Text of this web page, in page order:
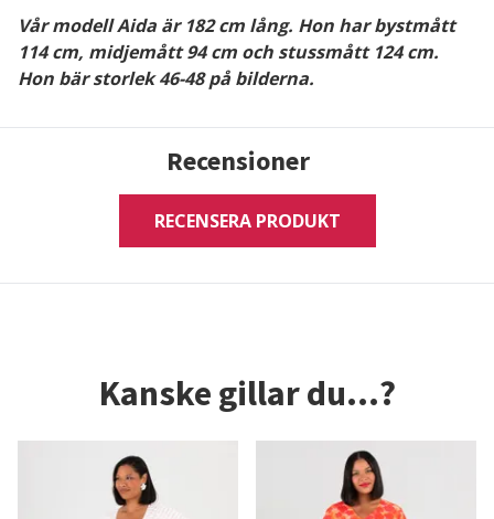
Vår modell Aida är 182 cm lång. Hon har bystmått
114 cm, midjemått 94 cm och stussmått 124 cm.
Hon bär storlek 46-48 på bilderna.
Recensioner
RECENSERA PRODUKT
Kanske gillar du...?